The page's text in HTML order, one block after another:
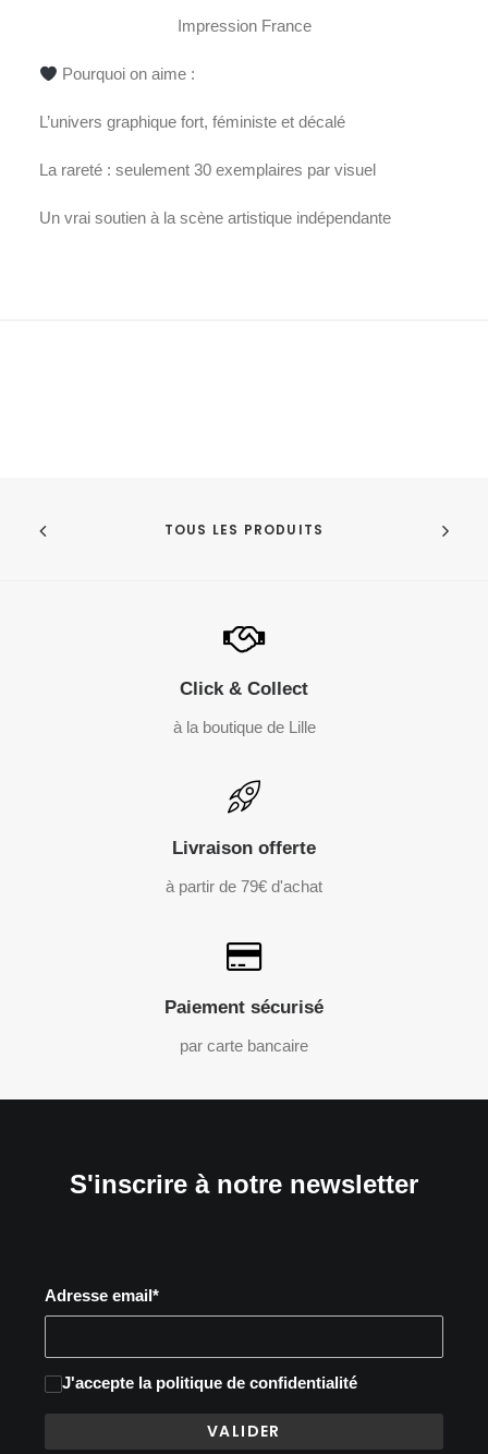
Impression France
Pourquoi on aime :
L’univers graphique fort, féministe et décalé
La rareté : seulement 30 exemplaires par visuel
Un vrai soutien à la scène artistique indépendante
TOUS LES PRODUITS
Click & Collect
à la boutique de Lille
Livraison offerte
à partir de 79€ d'achat
Paiement sécurisé
par carte bancaire
S'inscrire à notre newsletter
Adresse email*
J'accepte la politique de confidentialité